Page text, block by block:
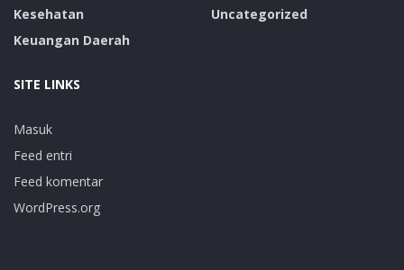
Kesehatan
Keuangan Daerah
Uncategorized
SITE LINKS
Masuk
Feed entri
Feed komentar
WordPress.org